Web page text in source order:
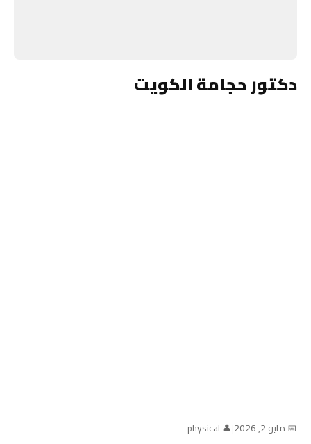
دكتور حجامة الكويت
📅 مايو 2, 2026 |
👤 physical